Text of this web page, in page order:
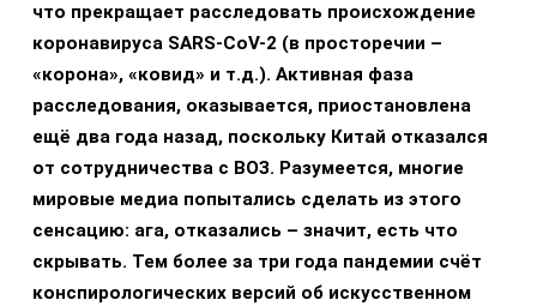
что прекращает расследовать происхождение
коронавируса SARS-CoV-2 (в просторечии –
«корона», «ковид» и т.д.). Активная фаза
расследования, оказывается, приостановлена
ещё два года назад, поскольку Китай отказался
от сотрудничества с ВОЗ. Разумеется, многие
мировые медиа попытались сделать из этого
сенсацию: ага, отказались – значит, есть что
скрывать. Тем более за три года пандемии счёт
конспирологических версий об искусственном